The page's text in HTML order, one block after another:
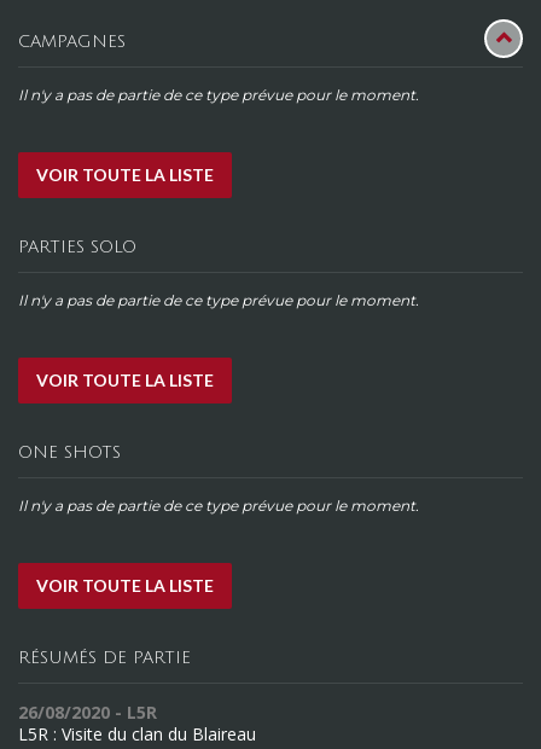
CAMPAGNES
Il n'y a pas de partie de ce type prévue pour le moment.
VOIR TOUTE LA LISTE
PARTIES SOLO
Il n'y a pas de partie de ce type prévue pour le moment.
VOIR TOUTE LA LISTE
ONE SHOTS
Il n'y a pas de partie de ce type prévue pour le moment.
VOIR TOUTE LA LISTE
RÉSUMÉS DE PARTIE
26/08/2020 - L5R
L5R : Visite du clan du Blaireau